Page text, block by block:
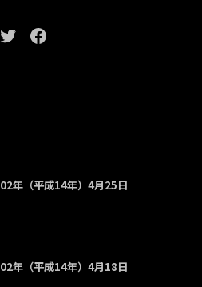
年（平成14年）4月25日
年（平成14年）4月18日